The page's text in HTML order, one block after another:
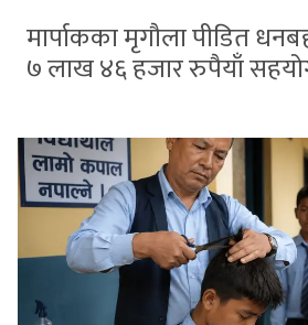
मार्पाकका मृगौला पीडित
७ लाख ४६ हजार रुपैयाँ